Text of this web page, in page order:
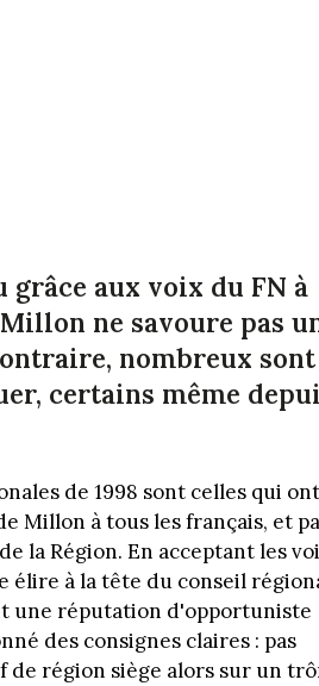
grâce aux voix du FN à
ne savoure pas
nombreux sont
certains même
de 1998 sont celles qui
Millon à tous les français, et
la Région. En acceptant les
élire à la tête du conseil
une réputation d'opportuniste
des consignes claires : pas
de région siège alors sur un